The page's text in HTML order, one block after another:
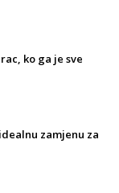
ko ga je sve
zamjenu za